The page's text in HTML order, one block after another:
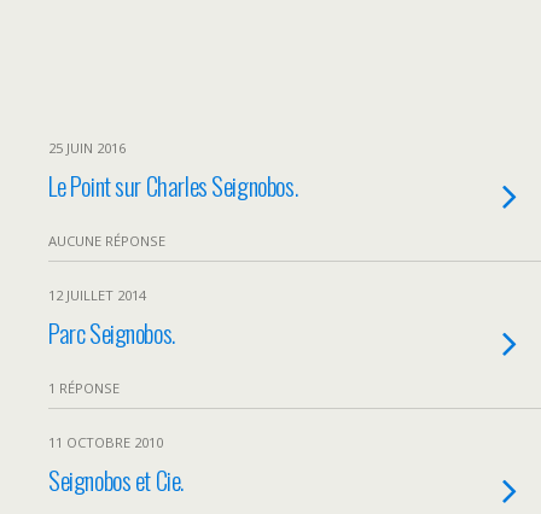
25 JUIN 2016
Le Point sur Charles Seignobos.
AUCUNE RÉPONSE
12 JUILLET 2014
Parc Seignobos.
1 RÉPONSE
11 OCTOBRE 2010
Seignobos et Cie.